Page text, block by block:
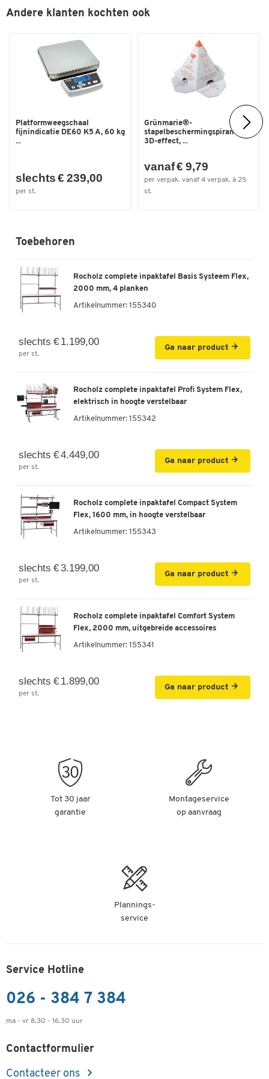
Andere klanten kochten ook
Platformweegschaal
fijnindicatie DE60 K5 A, 60 kg
...
slechts € 239,00
per st.
Grünmarie®-
stapelbeschermingspiramide,
3D-effect, ...
vanaf € 9,79
per verpak. vanaf 4 verpak. à 25
st.
Toebehoren
Rocholz complete inpaktafel Basis Systeem Flex,
2000 mm, 4 planken
Artikelnummer: 155340
slechts € 1.199,00
per st.
Ga naar product
Rocholz complete inpaktafel Profi System Flex,
elektrisch in hoogte verstelbaar
Artikelnummer: 155342
slechts € 4.449,00
per st.
Ga naar product
Rocholz complete inpaktafel Compact System
Flex, 1600 mm, in hoogte verstelbaar
Artikelnummer: 155343
slechts € 3.199,00
per st.
Ga naar product
Rocholz complete inpaktafel Comfort System
Flex, 2000 mm, uitgebreide accessoires
Artikelnummer: 155341
slechts € 1.899,00
per st.
Ga naar product
Tot 30 jaar
garantie
Montageservice
op aanvraag
Plannings-
service
Service Hotline
026 - 384 7 384
ma - vr 8.30 - 16.30 uur
Contactformulier
Contacteer ons